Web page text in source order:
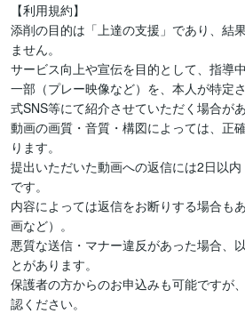
【利用規約】
添削の目的は「上達の支援」であり、結
ません。
サービス向上や宣伝を目的として、指導
一部（プレー映像など）を、本人が特定
式SNS等にて紹介させていただく場合があ
動画の画質・音質・構図によっては、正
ります。
提出いただいた動画への返信には2日以
です。
内容によっては返信をお断りする場合も
画など）。
悪質な送信・マナー違反があった場合、
とがあります。
保護者の方からのお申込みも可能ですが
認ください。